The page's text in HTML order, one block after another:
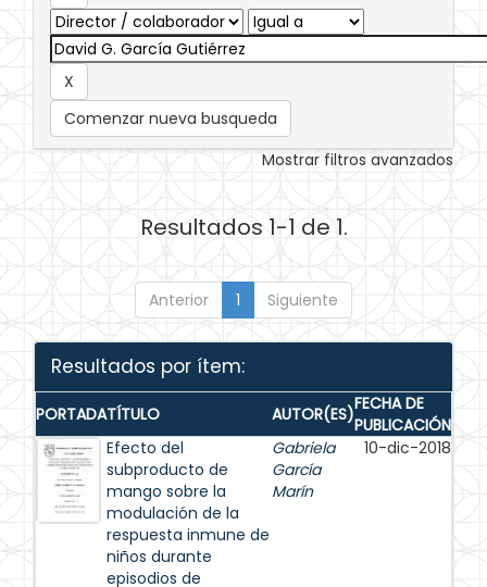
Comenzar nueva busqueda
Mostrar filtros avanzados
Resultados 1-1 de 1.
Anterior 1 Siguiente
Resultados por ítem:
PORTADATÍTULO AUTOR(ES)FECHA DE
PUBLICACIÓN
Efecto del
subproducto de
mango sobre la
modulación de la
respuesta inmune de
niños durante
episodios de
Gabriela
García
Marín
10-dic-2018